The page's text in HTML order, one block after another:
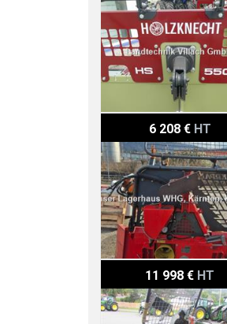
6 208 € HT
Krpan 5.5 EHS
11 998 € HT
Ritter D 71 mit SAW